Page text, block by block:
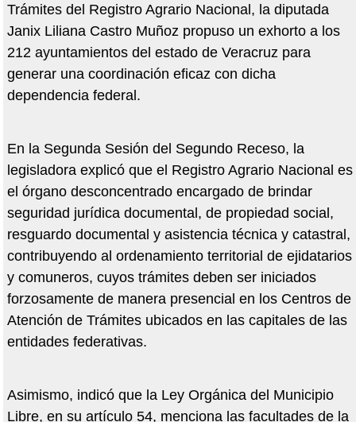
Trámites del Registro Agrario Nacional, la diputada
Janix Liliana Castro Muñoz propuso un exhorto a los
212 ayuntamientos del estado de Veracruz para
generar una coordinación eficaz con dicha
dependencia federal.
En la Segunda Sesión del Segundo Receso, la
legisladora explicó que el Registro Agrario Nacional es
el órgano desconcentrado encargado de brindar
seguridad jurídica documental, de propiedad social,
resguardo documental y asistencia técnica y catastral,
contribuyendo al ordenamiento territorial de ejidatarios
y comuneros, cuyos trámites deben ser iniciados
forzosamente de manera presencial en los Centros de
Atención de Trámites ubicados en las capitales de las
entidades federativas.
Asimismo, indicó que la Ley Orgánica del Municipio
Libre, en su artículo 54, menciona las facultades de la